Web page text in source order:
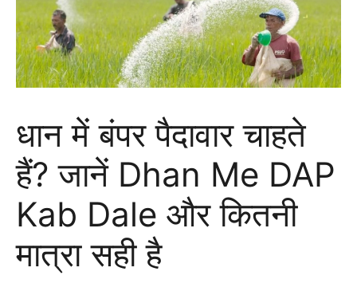
धान में बंपर पैदावार चाहते
हैं? जानें Dhan Me DAP
Kab Dale और कितनी
मात्रा सही है